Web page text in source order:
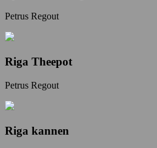
Petrus Regout
Riga Theepot
Petrus Regout
Riga kannen